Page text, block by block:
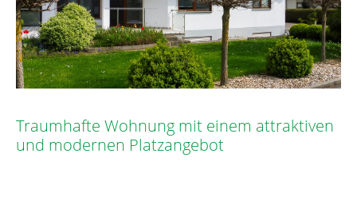
Traumhafte Wohnung mit einem attraktiven
und modernen Platzangebot